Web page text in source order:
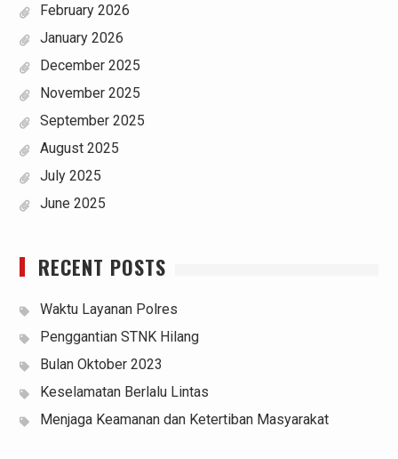
February 2026
January 2026
December 2025
November 2025
September 2025
August 2025
July 2025
June 2025
RECENT POSTS
Waktu Layanan Polres
Penggantian STNK Hilang
Bulan Oktober 2023
Keselamatan Berlalu Lintas
Menjaga Keamanan dan Ketertiban Masyarakat